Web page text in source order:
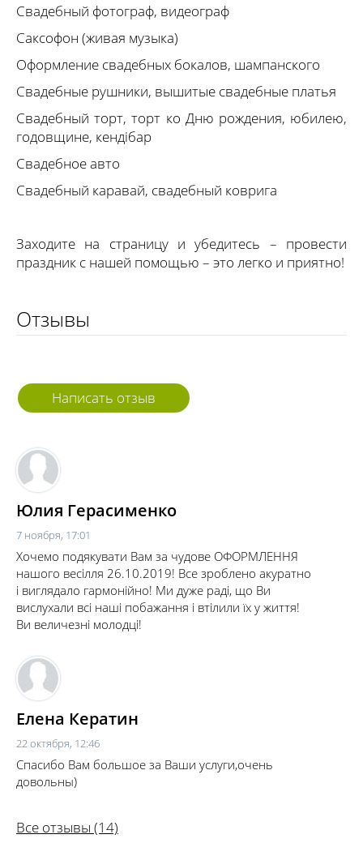
Свадебный фотограф, видеограф
Саксофон (живая музыка)
Оформление свадебных бокалов, шампанского
Свадебные рушники, вышитые свадебные платья
Свадебный торт, торт ко Дню рождения, юбилею,
годовщине, кендібар
Свадебное авто
Свадебный каравай, свадебный коврига
Заходите на страницу и убедитесь – провести
праздник с нашей помощью – это легко и приятно!
Отзывы
Написать отзыв
Юлия Герасименко
7 ноября, 17:01
Хочемо подякувати Вам за чудове ОФОРМЛЕННЯ
нашого весілля 26.10.2019! Все зроблено акуратно
і виглядало гармонійно! Ми дуже раді, що Ви
вислухали всі наші побажання і втілили їх у життя!
Ви величезні молодці!
Елена Кератин
22 октября, 12:46
Спасибо Вам большое за Ваши услуги,очень
довольны)
Все отзывы (14)